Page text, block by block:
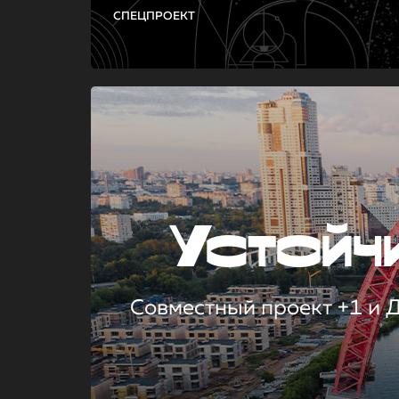
СПЕЦПРОЕКТ
Совместный проект +1 и